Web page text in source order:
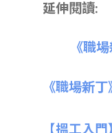
延伸閱讀:
《職
《職場新
【搵工入